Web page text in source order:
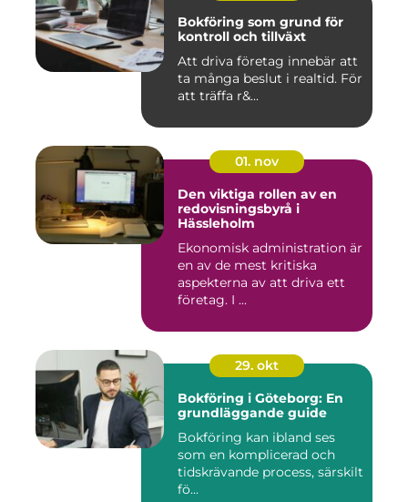
Bokföring som grund för
kontroll och tillväxt
Att driva företag innebär att
ta många beslut i realtid. För
att träffa r&...
01. nov
Den viktiga rollen av en
redovisningsbyrå i
Hässleholm
Ekonomisk administration är
en av de mest kritiska
aspekterna av att driva ett
företag. I ...
29. okt
Bokföring i Göteborg: En
grundläggande guide
Bokföring kan ibland ses
som en komplicerad och
tidskrävande process, särskilt
fö...